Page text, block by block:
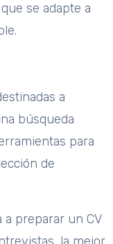
se adapte a
a
búsqueda
para
de
a preparar un CV